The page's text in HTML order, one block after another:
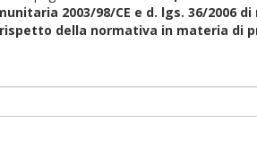
2003/98/CE e d. lgs. 36/2006
della normativa in materia di